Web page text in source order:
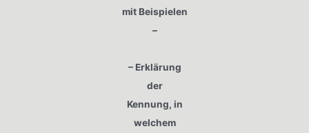
mit Beispielen
–
– Erklärung
der
Kennung, in
welchem